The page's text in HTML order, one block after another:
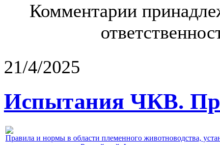
Комментарии
21/4/2025
Испытания ЧКВ.
Правила и нормы в области племенного животноводства,